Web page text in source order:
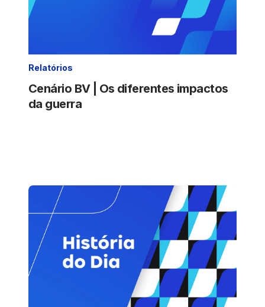
Relatórios
Cenário BV | Os diferentes impactos
da guerra